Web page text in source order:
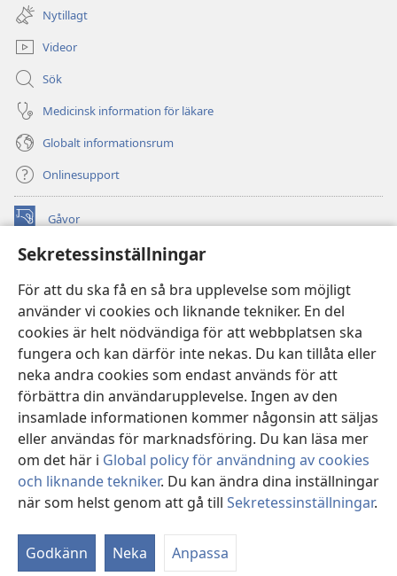
Sekretessinställningar
För att du ska få en så bra upplevelse som möjligt
använder vi cookies och liknande tekniker. En del
cookies är helt nödvändiga för att webbplatsen ska
fungera och kan därför inte nekas. Du kan tillåta eller
neka andra cookies som endast används för att
förbättra din användarupplevelse. Ingen av den
insamlade informationen kommer någonsin att säljas
eller användas för marknadsföring. Du kan läsa mer
om det här i Global policy för användning av cookies
och liknande tekniker. Du kan ändra dina inställningar
när som helst genom att gå till Sekretessinställningar.
Godkänn Neka Anpassa
nytt
fönster)
Nytillagt
Videor
Sök
Medicinsk information för läkare
Globalt informationsrum
Onlinesupport
Gåvor
(öppnar
fönster) Watchtower ONLINE LIBRARY™
nytt
fönster)JW Hub ®
(öppnar
nytt
fönster)JW Library
Watchtower Library
Copyright© 2026 Watch Tower Bible and Tract Society of Pennsylvania.
ANVÄNDARVILLKOR | SEKRETESSPOLICY|
SEKRETESSINSTÄLLNINGAR